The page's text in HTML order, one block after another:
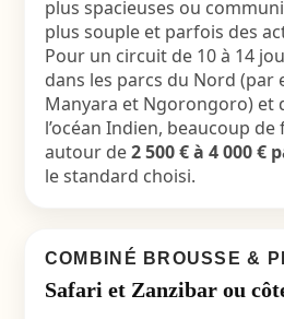
plus spacieuses ou
plus souple et parfois des
Pour un circuit de 10 à 14
dans les parcs du Nord (par
Manyara et Ngorongoro) et
l’océan Indien, beaucoup
autour de2 500 € à 4 000 €
le standard choisi.
COMBINÉ BROUSSE &
Safari et Zanzibar ou